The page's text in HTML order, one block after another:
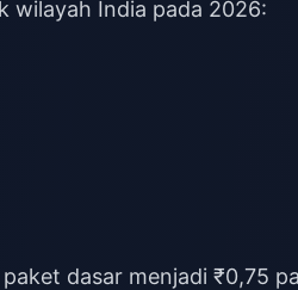
wilayah India pada 2026:
dasar menjadi ₹0,75